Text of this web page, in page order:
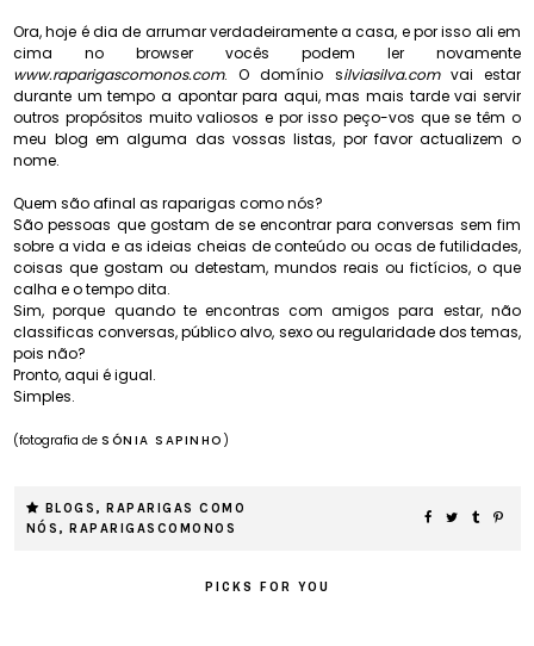
Ora, hoje é dia de arrumar verdadeiramente a casa, e por isso ali em
cima no browser vocês podem ler novamente
www.raparigascomonos.com. O domínio silviasilva.comvai estar
durante um tempo a apontar para aqui, mas mais tarde vai servir
outros propósitos muito valiosos e por isso peço-vos que se têm o
meu blog em alguma das vossas listas, por favor actualizem o
nome.
Quem são afinal as raparigas como nós?
São pessoas que gostam de se encontrar para conversas sem fim
sobre a vida e as ideias cheias de conteúdo ou ocas de futilidades,
coisas que gostam ou detestam, mundos reais ou fictícios, o que
calha e o tempo dita.
Sim, porque quando te encontras com amigos para estar, não
classificas conversas, público alvo, sexo ou regularidade dos temas,
pois não?
Pronto, aqui é igual.
Simples.
(fotografia de SÓNIA SAPINHO )
BLOGS , RAPARIGAS COMO
NÓS , RAPARIGASCOMONOS
PICKS FOR YOU